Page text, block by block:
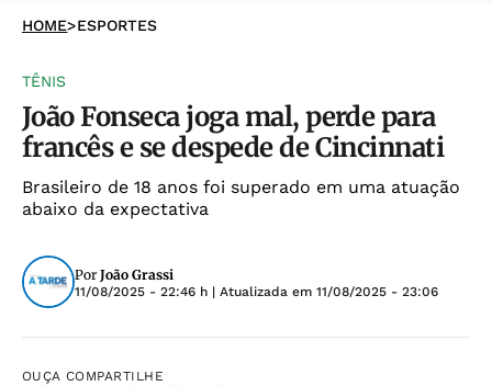
HOME>ESPORTES
TÊNIS
João Fonseca joga mal, perde para
francês e se despede de Cincinnati
Brasileiro de 18 anos foi superado em uma atuação
abaixo da expectativa
Por João Grassi
11/08/2025 - 22:46 h | Atualizada em 11/08/2025 - 23:06
OUÇA COMPARTILHE